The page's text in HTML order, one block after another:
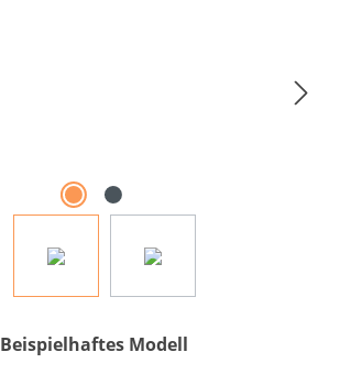
Beispielhaftes Modell